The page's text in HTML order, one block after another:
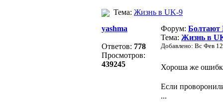
Тема: Жизнь в UK-9
yashma
Ответов: 778
Просмотров:
439245
Форум: Болтают
Тема: Жизнь в
Добавлено: Вс Фев
Хороша же
Если
...